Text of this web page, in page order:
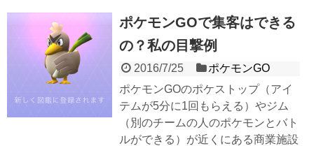
ポケモンGOで集客はできる
の？私の目撃例
2016/7/25
ポケモンGO
ポケモンGOのポケストップ（アイ
テムが5分に1回もらえる）やジム
（別のチームの人のポケモンとバト
ルができる）が近くにある商業施設